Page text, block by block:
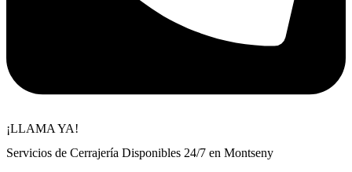
¡LLAMA YA!
Servicios de Cerrajería Disponibles 24/7 en Montseny